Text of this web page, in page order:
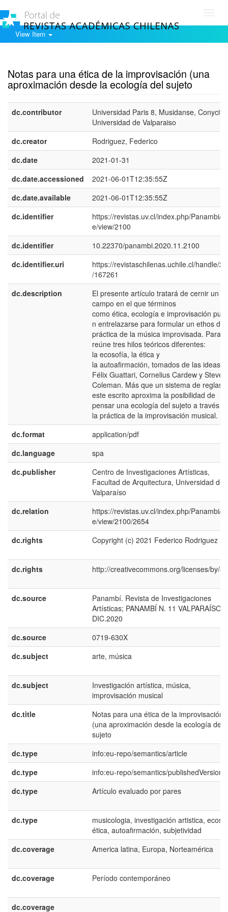
View Item
Notas para una ética de la improvisación (una
aproximación desde la ecología del sujeto
dc.contributor
Universidad Paris 8, Musidanse, Conycit,
Universidad de Valparaiso
dc.creator
Rodriguez, Federico
dc.date
2021-01-31
dc.date.accessioned
2021-06-01T12:35:55Z
dc.date.available
2021-06-01T12:35:55Z
dc.identifier
https://revistas.uv.cl/index.php/Panambi/
e/view/2100
dc.identifier
10.22370/panambi.2020.11.2100
dc.identifier.uri
https://revistaschilenas.uchile.cl/handle/
/167261
dc.description
El presente artículo tratará de cernir un
campo en el que términos
como ética, ecología e improvisación
n entrelazarse para formular un ethos de
práctica de la música improvisada. Para
reúne tres hilos teóricos diferentes:
la ecosofía, la ética y
la autoafirmación, tomados de las ideas
Félix Guattari, Cornelius Cardew y Steve
Coleman. Más que un sistema de reglas,
este escrito aproxima la posibilidad de
pensar una ecología del sujeto a través
la práctica de la improvisación musical.
dc.format
application/pdf
dc.language
spa
dc.publisher
Centro de Investigaciones Artísticas,
Facultad de Arquitectura, Universidad de
Valparaíso
dc.relation
https://revistas.uv.cl/index.php/Panambi/
e/view/2100/2654
dc.rights
Copyright (c) 2021 Federico Rodriguez
dc.rights http://creativecommons.org/licenses/by/
dc.source
Panambí. Revista de Investigaciones
Artísticas; PANAMBÍ N. 11 VALPARAÍSO
DIC.2020
dc.source
0719-630X
dc.subject
arte, música
dc.subject
Investigación artística, música,
improvisación musical
dc.title
Notas para una ética de la improvisación
(una aproximación desde la ecología del
sujeto
dc.type
info:eu-repo/semantics/article
dc.type
info:eu-repo/semantics/publishedVersion
dc.type
Artículo evaluado por pares
dc.type
musicologia, investigación artistica,
ética, autoafirmación, subjetividad
dc.coverage
America latina, Europa, Norteamérica
dc.coverage Período contemporáneo
dc.coverage